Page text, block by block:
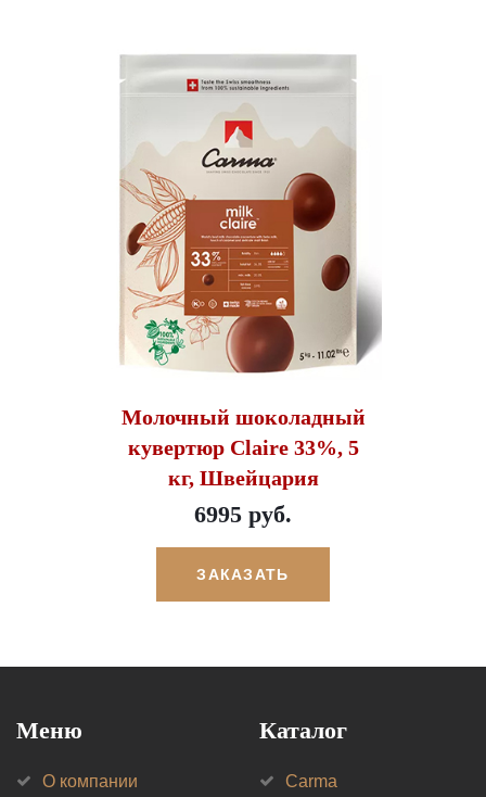
Молочный шоколадный
кувертюр Claire 33%, 5
кг, Швейцария
6995 руб.
ЗАКАЗАТЬ
Меню
О компании
Каталог
Carma